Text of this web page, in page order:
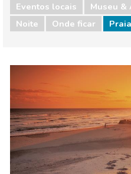
Eventos locais
Museu &
Noite
Onde ficar
Crianças & família
Eventos locais
Museu &
Noite
Onde ficar Praias